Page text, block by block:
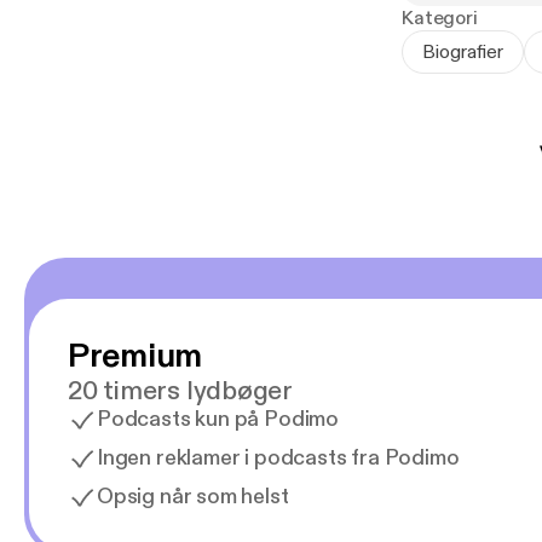
debat om,
My Humaidan
Med
for, er helt
vælge det
Kategori
Biografier
Premium
20 timers lydbøger
Podcasts kun på Podimo
Ingen reklamer i podcasts fra Podimo
Opsig når som helst